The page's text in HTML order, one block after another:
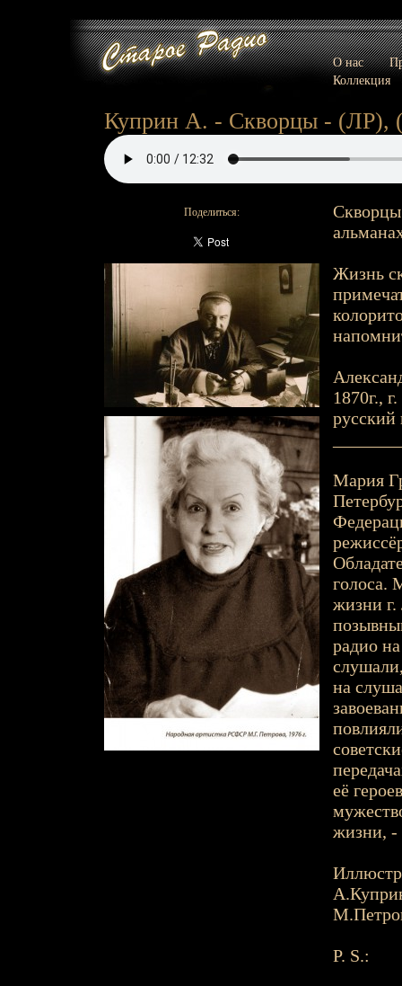
О нас
Коллекция
Куприн А. - Скворцы - (ЛР),
Поделиться:
Скворцы
Жизнь
1870г.,
русский
Мария
голоса.
жизни г.
радио
на
её
жизни, -
P. S.: